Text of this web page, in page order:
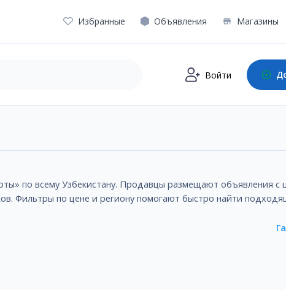
Избранные Объявления Магазины
Войти
по всему Узбекистану. Продавцы размещают объявления с
Фильтры по цене и региону помогают быстро найти